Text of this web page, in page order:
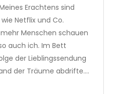
Erachtens sind
Netflix und Co.
Menschen schauen
auch ich. Im Bett
der Lieblingssendung
der Träume abdrifte….